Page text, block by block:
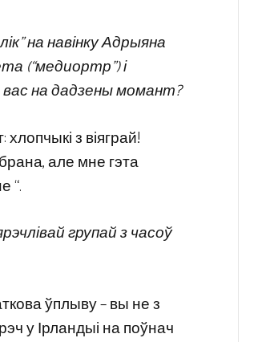
на навінку Адрыяна
(“медиортр”) і
вас на дадзены момант?
з віяграй!
але мне гэта
“.
групай з часоў
ўплыву – вы не з
у Ірландыі на поўнач